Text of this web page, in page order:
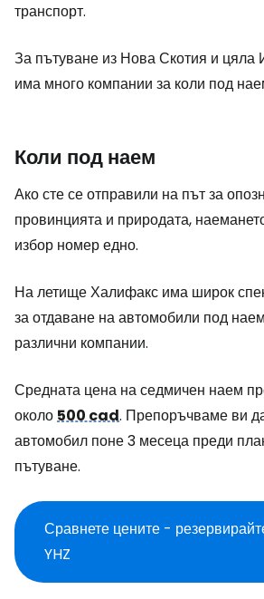
транспорт.
За пътуване из Нова Скотия и цяла
има много компании за коли под
Коли под наем
Ако сте се отправили на път за
провинцията и природата,
избор номер едно.
На летище Халифакс има широк
за отдаване на автомобили под
различни компании.
Средната цена на седмичен наем
около500 cad. Препоръчваме ви
автомобил поне 3 месеца преди
пътуване.
Сравнете цените -
YHZ